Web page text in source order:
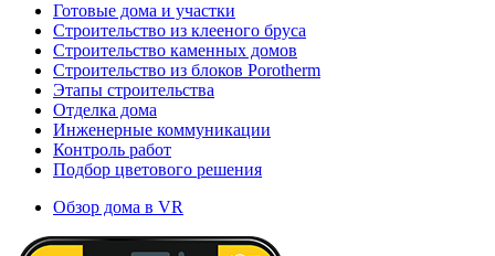
Готовые дома и участки
Строительство из клееного бруса
Строительство каменных домов
Строительство из блоков Porotherm
Этапы строительства
Отделка дома
Инженерные коммуникации
Контроль работ
Подбор цветового решения
Обзор дома в VR